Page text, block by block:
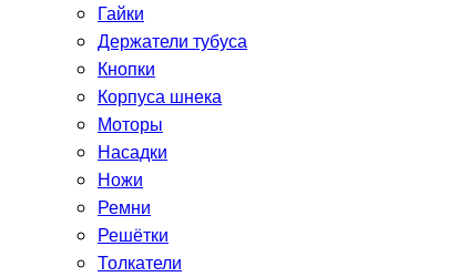
Гайки
Держатели тубуса
Кнопки
Корпуса шнека
Моторы
Насадки
Ножи
Ремни
Решётки
Толкатели